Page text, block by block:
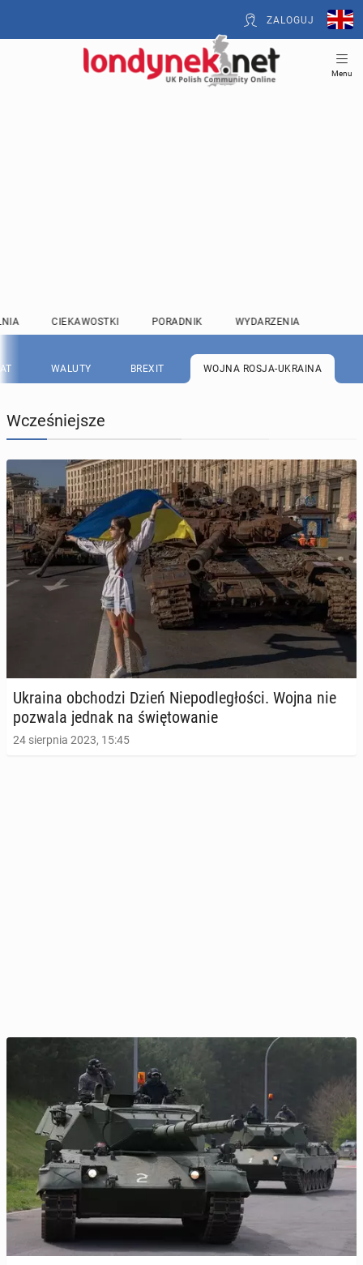
ZALOGUJ
Menu
CIEKAWOSTKI PORADNIK WYDARZENIA
WALUTY BREXIT WOJNA ROSJA-UKRAINA
Wcześniejsze
Ukraina ob­cho­dzi Dzień Nie­pod­le­gło­ści. Wojna nie
pozwala jednak na świę­to­wa­nie
24 sierpnia 2023, 15:45